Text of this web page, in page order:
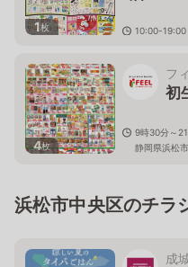
1枚
10:00-19:00
4枚
フ
初
9時30分～
静岡県浜松
浜松市中央区のチラ
成